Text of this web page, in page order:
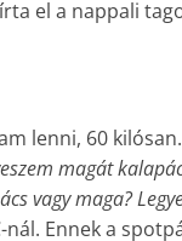
el a nappali
lenni, 60
magát
vagy maga?
nál. Ennek a